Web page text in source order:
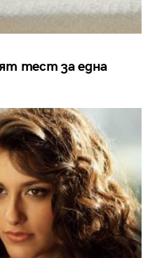
тест за една